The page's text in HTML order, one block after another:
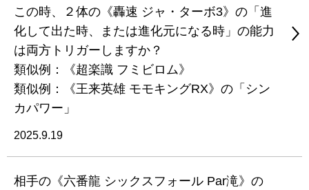
この時、２体の《轟速 ジャ・ターボ3》の「進
化して出た時、または進化元になる時」の能力
は両方トリガーしますか？
類似例：《超楽識 フミビロム》
類似例：《王来英雄 モモキングRX》の「シン
カパワー」
2025.9.19
相手の《六番龍 シックスフォール Par滝》の